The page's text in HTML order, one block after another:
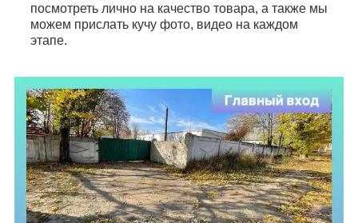
посмотреть лично на качество товара, а также мы
можем прислать кучу фото, видео на каждом
этапе.